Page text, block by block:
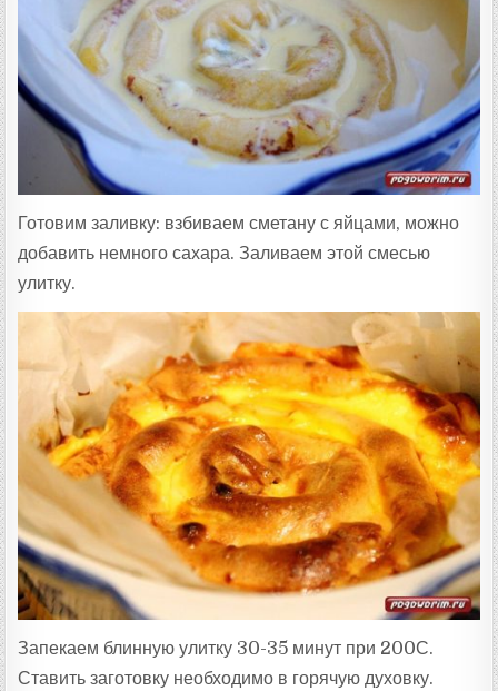
Готовим заливку: взбиваем сметану с яйцами, можно
добавить немного сахара. Заливаем этой смесью
улитку.
Запекаем блинную улитку 30-35 минут при 200С.
Ставить заготовку необходимо в горячую духовку.